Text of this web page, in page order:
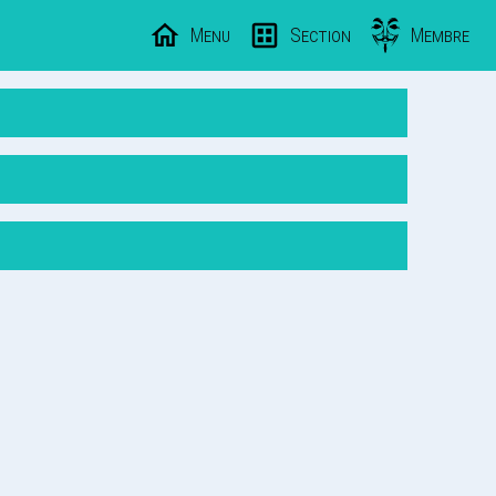
Menu Section Membre